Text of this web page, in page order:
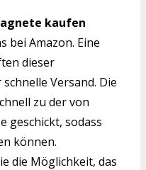
kaufen
bei Amazon. Eine
dieser
Versand. Die
zu der von
geschickt, sodass
können.
die Möglichkeit, das